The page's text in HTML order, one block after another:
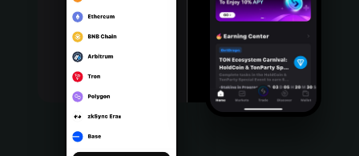
Português (Portugal)
Bahasa Indonesia
Português (Brasil)